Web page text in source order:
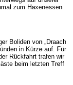
zum Haxenessen
Boliden von „Draach
in Kürze auf. Für
Rückfahrt trafen wir
beim letzten Treff